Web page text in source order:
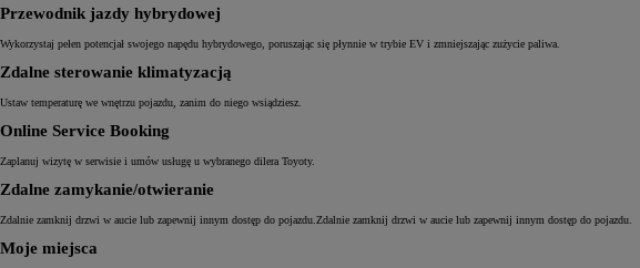
Przewodnik jazdy hybrydowej
Wykorzystaj pełen potencjał swojego napędu hybrydowego, poruszając się płynnie w trybie EV i zmniejszając zużycie paliwa.
Zdalne sterowanie klimatyzacją
Ustaw temperaturę we wnętrzu pojazdu, zanim do niego wsiądziesz.
Online Service Booking
Zaplanuj wizytę w serwisie i umów usługę u wybranego dilera Toyoty.
Zdalne zamykanie/otwieranie
Zdalnie zamknij drzwi w aucie lub zapewnij innym dostęp do pojazdu.Zdalnie zamknij drzwi w aucie lub zapewnij innym dostęp do pojazdu.
Moje miejsca